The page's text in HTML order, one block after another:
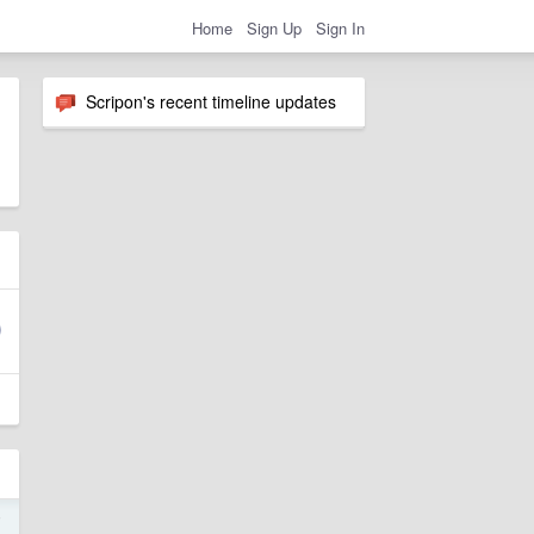
Home Sign Up Sign In
Scripon's recent timeline updates